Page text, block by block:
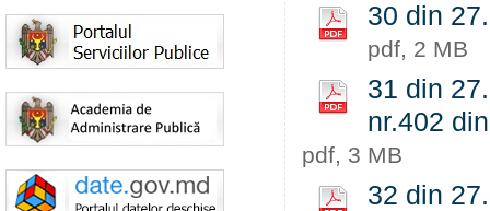
30 din
pdf, 2 MB
31 din
nr.402
pdf, 3 MB
32 din